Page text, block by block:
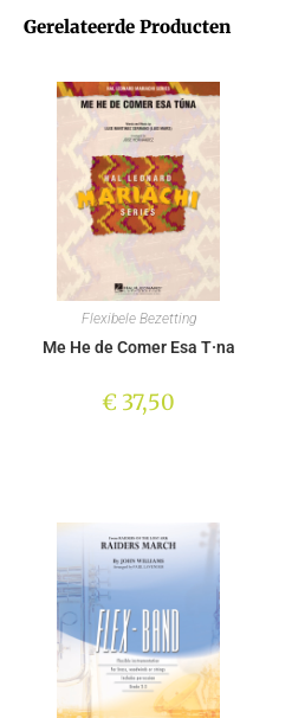
Gerelateerde Producten
Flexibele Bezetting
Me He de Comer Esa T·na
€ 37,50